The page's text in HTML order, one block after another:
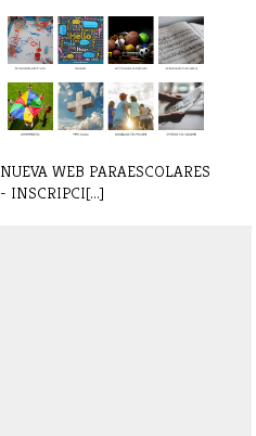
FÚTBOL - Partidos y horarios
22-23 [...]
NUEVA WEB PARAESCOLARES
- INSCRIPCI[...]